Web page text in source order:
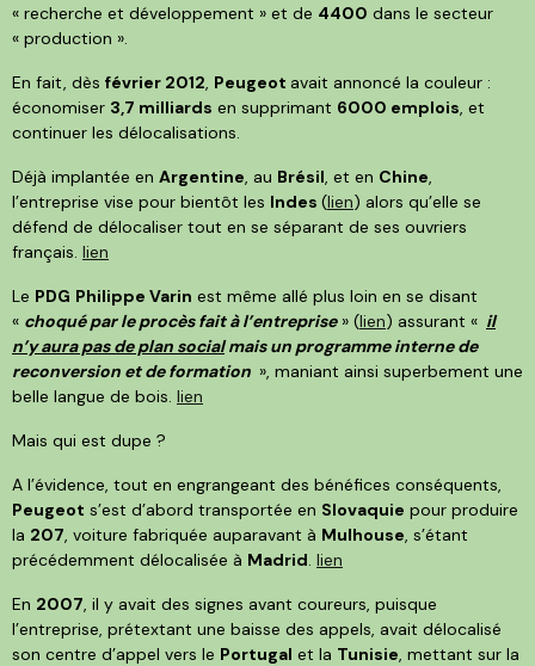
« recherche et développement » et de 4400 dans le secteur
« production ».
En fait, dès février 2012 Peugeot avait annoncé la couleur :
économiser 3,7 milliards en supprimant 6000 emplois , et
continuer les délocalisations.
Déjà implantée en Argentine , au Brésil , et en Chine
l’entreprise vise pour bientôt les Indes (lien) alors qu’elle se
défend de délocaliser tout en se séparant de ses ouvriers
français. lien
Le PDG Philippe Varin est même allé plus loin en se disant
« choqué par le procès fait à l’entreprise» (lien) assurant « il
n’y aura pas de plan socialmais un programme interne de
reconversion et de formation », maniant ainsi superbement une
belle langue de bois. lien
Mais qui est dupe ?
A l’évidence, tout en engrangeant des bénéfices conséquents,
Peugeot s’est d’abord transportée en Slovaquie pour produire
la 207 , voiture fabriquée auparavant à Mulhouse , s’étant
précédemment délocalisée à Madrid lien
En 2007 , il y avait des signes avant coureurs, puisque
l’entreprise, prétextant une baisse des appels, avait délocalisé
son centre d’appel vers le Portugal et la Tunisie , mettant sur la